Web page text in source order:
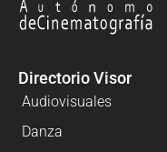
Directorio Visor
Audiovisuales
Danza